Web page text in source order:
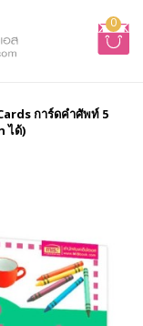
0
การ์ดคำศัพท์ 5
ได้)